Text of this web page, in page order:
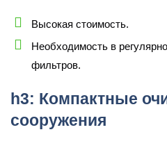
Высокая стоимость.
Необходимость в
фильтров.
h3: Компактные
сооружения